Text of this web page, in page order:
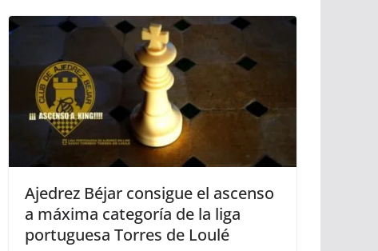
Ajedrez Béjar consigue el ascenso
a máxima categoría de la liga
portuguesa Torres de Loulé